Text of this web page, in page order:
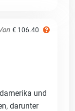
€ 106.40
und
darunter